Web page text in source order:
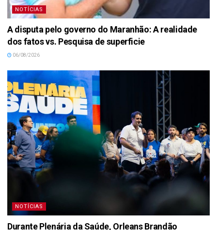
NOTÍCIAS
A disputa pelo governo do Maranhão: A realidade
dos fatos vs. Pesquisa de superficie
06/08/2026
NOTÍCIAS
Durante Plenária da Saúde, Orleans Brandão